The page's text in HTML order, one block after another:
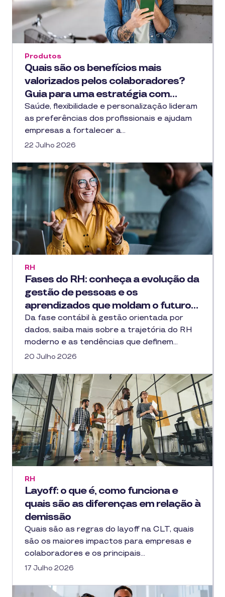
Quais são os benefícios mais
valorizados pelos colaboradores?
Guia para uma estratégia com…
Produtos
Saúde, flexibilidade e personalização lideram
as preferências dos profissionais e ajudam
empresas a fortalecer a…
22 Julho 2026
Fases do RH: conheça a evolução da
gestão de pessoas e os
aprendizados que moldam o futuro…
RH
Da fase contábil à gestão orientada por
dados, saiba mais sobre a trajetória do RH
moderno e as tendências que definem…
20 Julho 2026
Layoff: o que é, como funciona e
quais são as diferenças em relação à
demissão
RH
Quais são as regras do layoff na CLT, quais
são os maiores impactos para empresas e
colaboradores e os principais…
17 Julho 2026